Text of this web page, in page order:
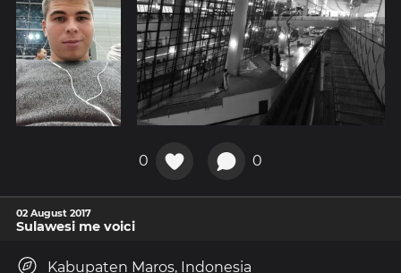
0 0
02 August 2017
Sulawesi me voici
Kabupaten Maros, Indonesia